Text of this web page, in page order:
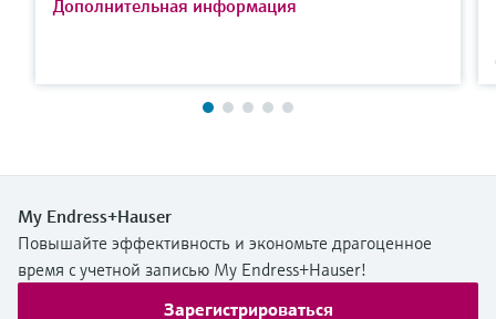
Дополнительная информация
My Endress+Hauser
Повышайте эффективность и экономьте драгоценное
время с учетной записью My Endress+Hauser!
Зарегистрироваться